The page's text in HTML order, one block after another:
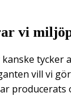
vi
tycker
vill vi
producerats